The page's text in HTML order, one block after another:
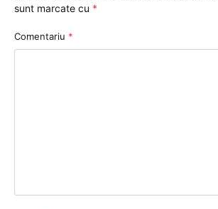
sunt marcate cu *
Comentariu *